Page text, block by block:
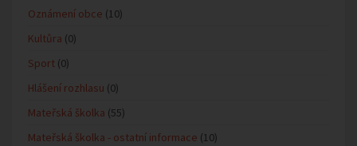
Oznámení obce (10)
Kultůra (0)
Sport (0)
Hlášení rozhlasu (0)
Mateřská školka (55)
Mateřská školka - ostatní informace (10)